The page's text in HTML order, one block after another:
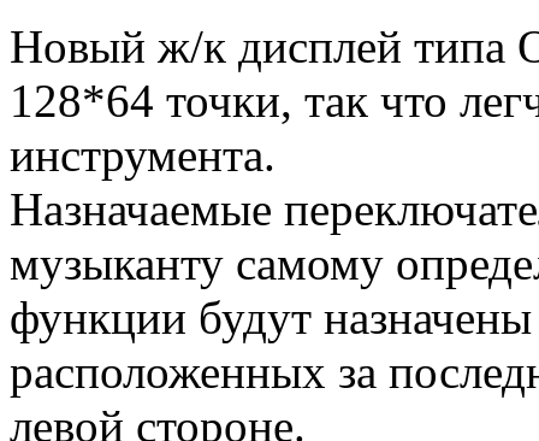
Новый ж/к дисплей типа
128*64 точки, так что
инструмента.
Назначаемые
музыканту самому
функции будут
расположенных за
левой стороне.